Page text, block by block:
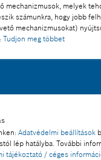
mechanizmusok, melyek
számunkra, hogy jobb
mechanizmusokat)
Tudjon meg többet
Adatvédelmi beállítások
lép hatályba. További
tájékoztató / céges
a sajtó számára
a része: